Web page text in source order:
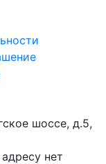
шоссе, д.5,
нет